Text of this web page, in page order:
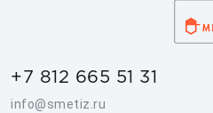
+7 812 665 51 31
info@smetiz.ru